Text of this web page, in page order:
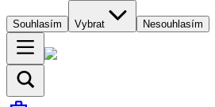
Souhlasím Vybrat Nesouhlasím